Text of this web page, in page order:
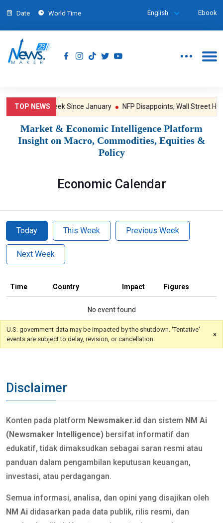
Date World Time English Ebook
TOP NEWS
Posts Best Week Since January NFP Disappoints, Wall Street Hits
Market & Economic Intelligence Platform
Insight on Macro, Commodities, Equities &
Policy
Economic Calendar
Today This Week Previous Week
Next Week
Time Country Impact Figures
No event found
U.S. government data may be impacted by the shutdown. 'Tentative'
events are subject to delay, revision, or cancellation.
×
Disclaimer
Konten pada platform Newsmaker.id dan sistem NM Ai
(Newsmaker Intelligence) bersifat informatif dan
edukatif, tidak dimaksudkan sebagai saran resmi atau
panduan dalam pengambilan keputusan keuangan,
investasi, atau perdagangan.
Semua informasi, analisa, dan opini yang disajikan oleh
NM Ai didasarkan pada data publik, rilis resmi, dan